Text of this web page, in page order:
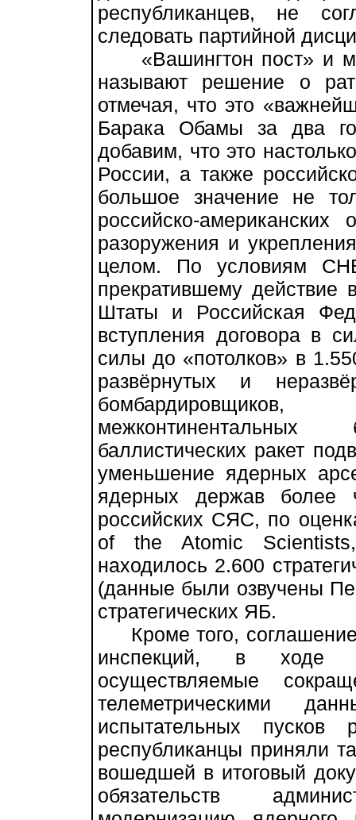
республиканцев, не
следовать партийной
«Вашингтон пост» и
называют решение о
отмечая, что это
Барака Обамы за два
добавим, что это
России, а также
большое значение не
российско-
разоружения и
целом. По условиям
прекратившему
Штаты и Российская
вступления договора в
силы до «потолков» в
развёрнутых и
баллистических ракет
уменьшение ядерных
ядерных держав более
российских СЯС, по
of the Atomic
находилось 2.600
(данные были озвучены
стратегических ЯБ.
Кроме того,
инспекций, в ходе
осуществляемые
телеметрическими
испытательных пусков
республиканцы приняли
вошедшей в итоговый
обязательств